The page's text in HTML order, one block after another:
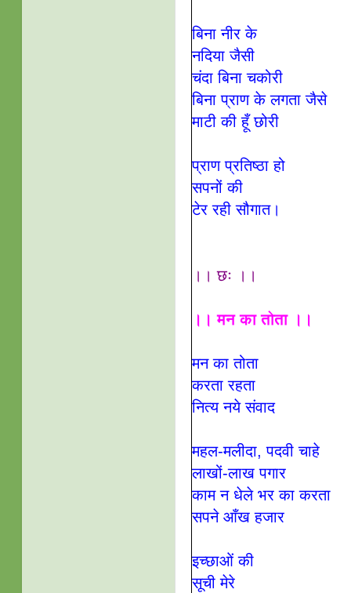
बिना नीर के
नदिया जैसी
चंदा बिना चकोरी
बिना प्राण के लगता जैसे
माटी की हूँ छोरी
प्राण प्रतिष्ठा हो
सपनों की
टेर रही सौगात।
।। छः ।।
।। मन का तोता ।।
मन का तोता
करता रहता
नित्य नये संवाद
महल-मलीदा, पदवी चाहे
लाखों-लाख पगार
काम न धेले भर का करता
सपने आँख हजार
इच्छाओं की
सूची मेरे